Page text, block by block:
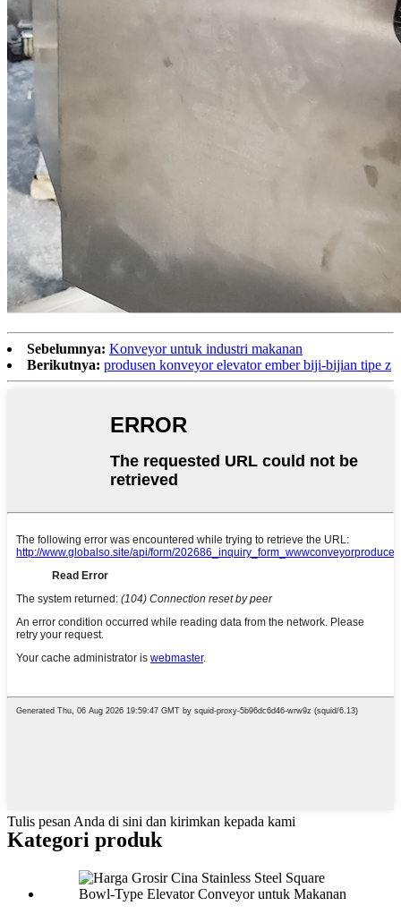
Sebelumnya: Konveyor untuk industri makanan
Berikutnya: produsen konveyor elevator ember biji-bijian tipe z
Tulis pesan Anda di sini dan kirimkan kepada kami
Kategori produk